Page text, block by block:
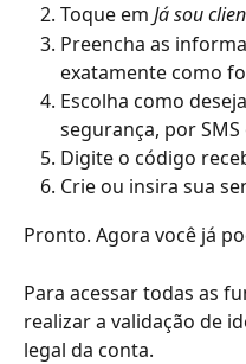
Toque em Já sou
Preencha as
exatamente como
Escolha como
segurança, por
Digite o código
Crie ou insira sua
Pronto. Agora você já
Para acessar todas as
realizar a validação de
legal da conta.